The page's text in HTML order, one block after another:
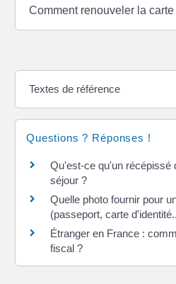
Comment renouveler la
Textes de référence
Questions ? Réponses !
Qu'est-ce qu'un récépissé
séjour ?
Quelle photo fournir pour
(passeport, carte
Étranger en France :
fiscal ?